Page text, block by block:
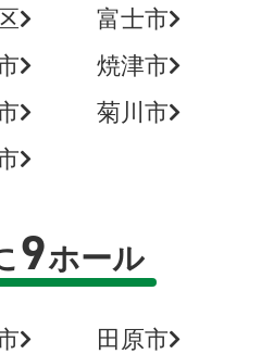
富士市
焼津市
菊川市
9ホール
田原市